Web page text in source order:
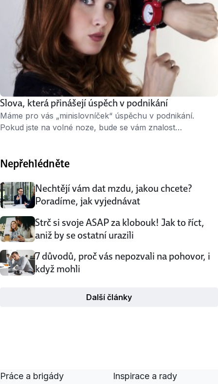
Slova, která přinášejí úspěch v podnikání
Máme pro vás „minislovníček“ úspěchu v podnikání.
Pokud jste na volné noze, bude se vám znalost
předpokladem úspěchu. Jen s kreativitou si jako
odpovědi, pořádek v účetnictví, hlídání deadlinu pro
dodání zakázky… Máte v tom rezervy? Pracujte …
Nepřehlédněte
Nechtějí vám dat mzdu, jakou chcete?
Poradíme, jak vyjednávat
Strč si svoje ASAP za klobouk! Jak to říct,
aniž by se ostatní urazili
7 důvodů, proč vás nepozvali na pohovor, i
když mohli
Další články
Práce a brigády Inspirace a rady